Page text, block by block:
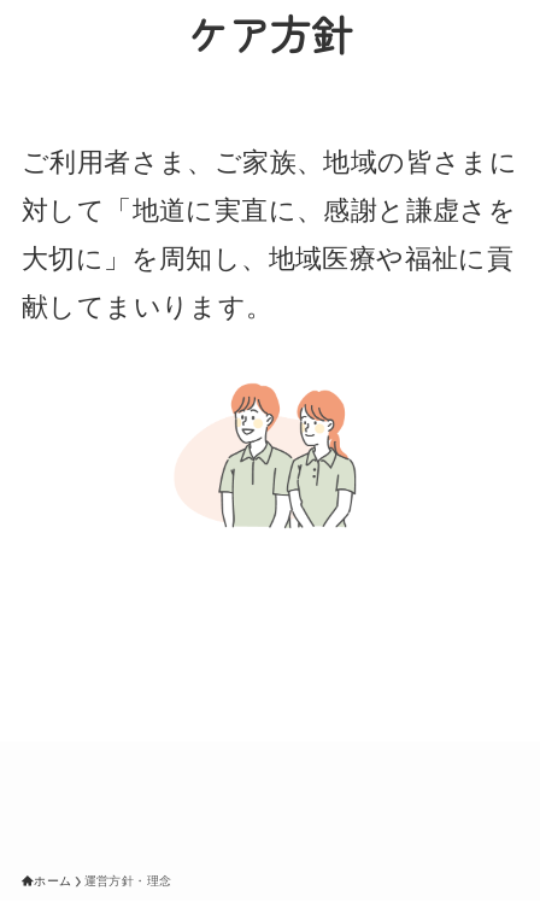
ケア方針
ご利用者さま、ご家族、地域の皆さまに
対して「地道に実直に、感謝と謙虚さを
大切に」を周知し、地域医療や福祉に貢
献してまいります。
ホーム 運営方針・理念